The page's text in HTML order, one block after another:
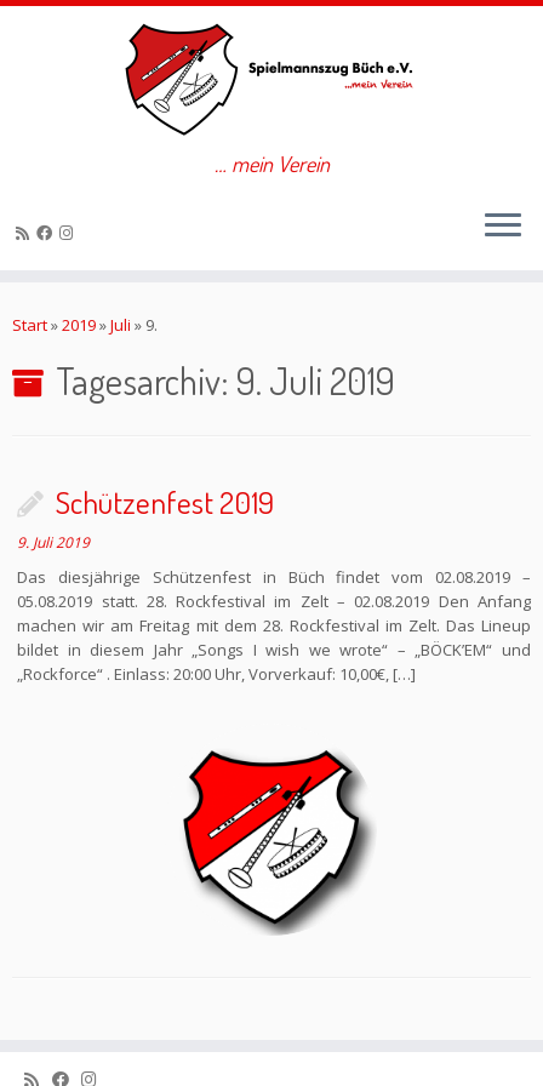
Inhalt
… mein Verein
Start»2019»Juli » 9.
Tagesarchiv: 9. Juli 2019
Schützenfest 2019
9. Juli 2019
Das diesjährige Schützenfest in Büch findet vom 02.08.2019 –
05.08.2019 statt. 28. Rockfestival im Zelt – 02.08.2019 Den Anfang
machen wir am Freitag mit dem 28. Rockfestival im Zelt. Das Lineup
bildet in diesem Jahr „Songs I wish we wrote“ – „BÖCK’EM“ und
„Rockforce“ . Einlass: 20:00 Uhr, Vorverkauf: 10,00€, […]